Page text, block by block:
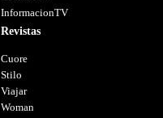
InformacionTV
Revistas
Cuore
Stilo
Viajar
Woman